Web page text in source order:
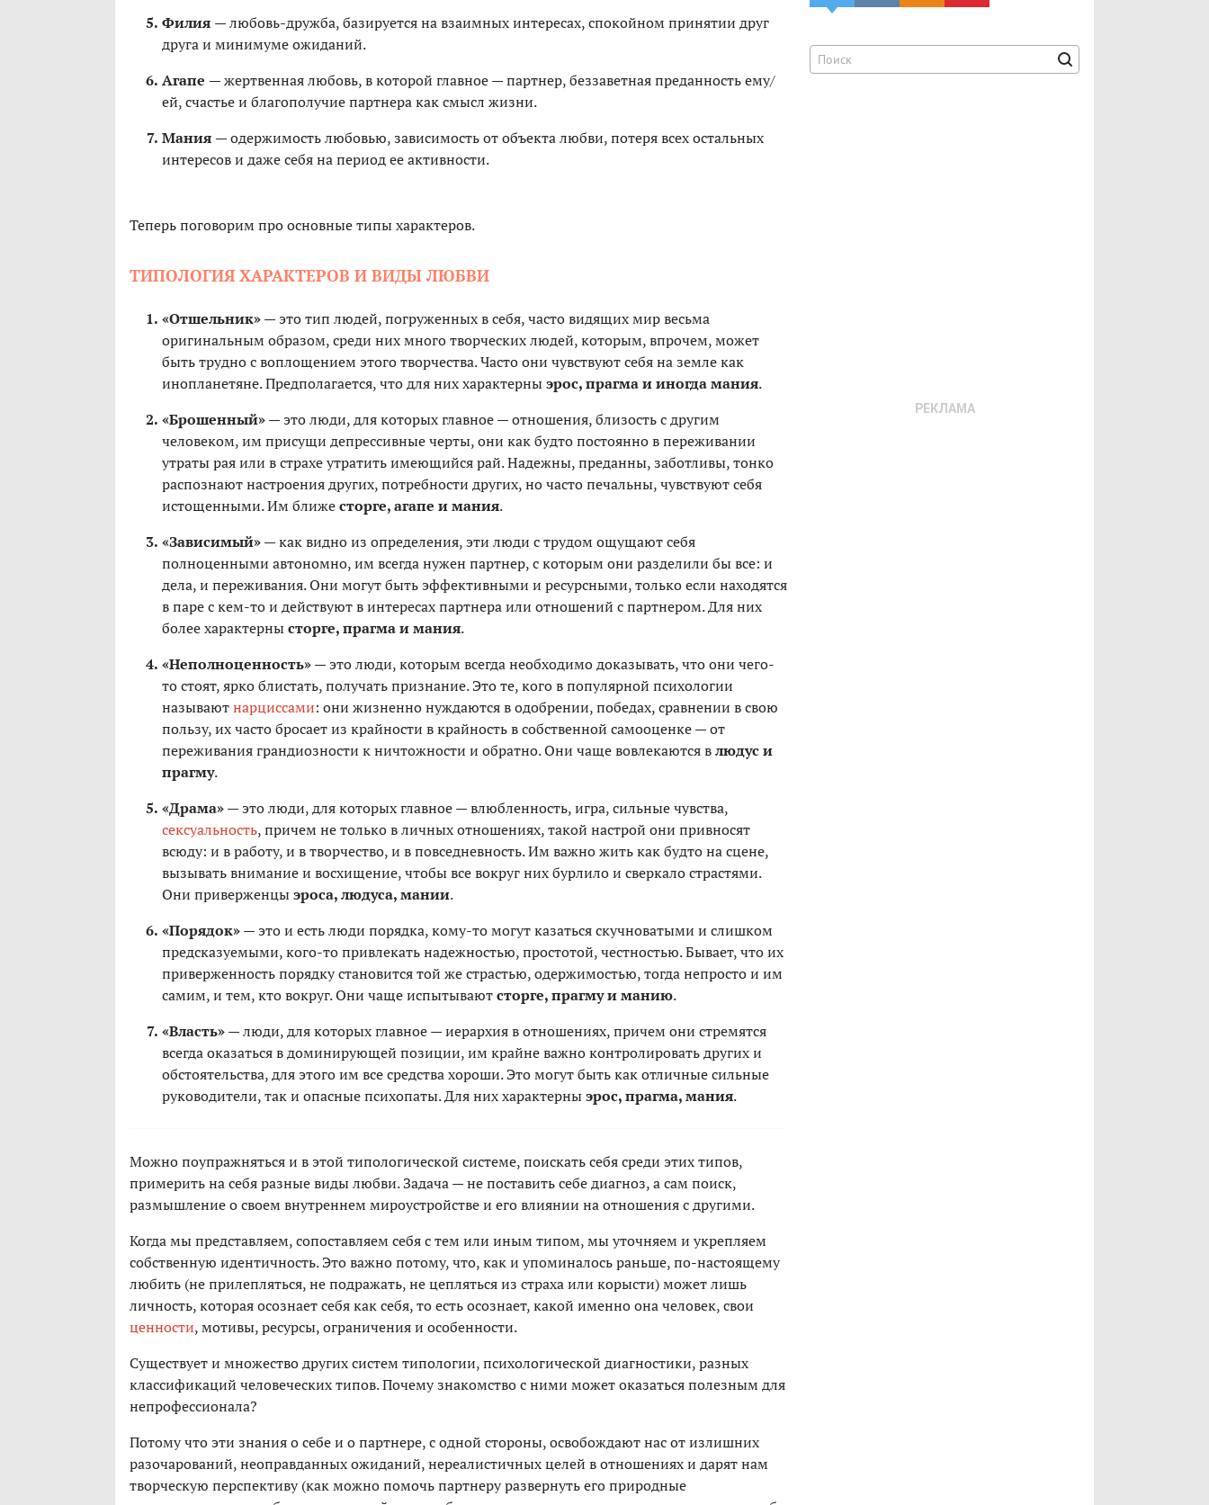
Филия — любовь-дружба, базируется на взаимных интересах, спокойном принятии друг
друга и минимуме ожиданий.
Агапе — жертвенная любовь, в которой главное — партнер, беззаветная преданность ему/
ей, счастье и благополучие партнера как смысл жизни.
Мания — одержимость любовью, зависимость от объекта любви, потеря всех остальных
интересов и даже себя на период ее активности.
Теперь поговорим про основные типы характеров.
ТИПОЛОГИЯ ХАРАКТЕРОВ И ВИДЫ ЛЮБВИ
«Отшельник»— это тип людей, погруженных в себя, часто видящих мир весьма
оригинальным образом, среди них много творческих людей, которым, впрочем, может
быть трудно с воплощением этого творчества. Часто они чувствуют себя на земле как
инопланетяне. Предполагается, что для них характерныэрос, прагма и иногда мания.
«Брошенный»— это люди, для которых главное — отношения, близость с другим
человеком, им присущи депрессивные черты, они как будто постоянно в переживании
утраты рая или в страхе утратить имеющийся рай. Надежны, преданны, заботливы, тонко
распознают настроения других, потребности других, но часто печальны, чувствуют себя
истощенными. Им ближесторге, агапе и мания.
«Зависимый»— как видно из определения, эти люди с трудом ощущают себя
полноценными автономно, им всегда нужен партнер, с которым они разделили бы все: и
дела, и переживания. Они могут быть эффективными и ресурсными, только если находятся
в паре с кем-то и действуют в интересах партнера или отношений с партнером. Для них
более характернысторге, прагма и мания.
«Неполноценность»— это люди, которым всегда необходимо доказывать, что они чего-
то стоят, ярко блистать, получать признание. Это те, кого в популярной психологии
называютнарциссами: они жизненно нуждаются в одобрении, победах, сравнении в свою
пользу, их часто бросает из крайности в крайность в собственной самооценке — от
переживания грандиозности к ничтожности и обратно. Они чаще вовлекаются влюдус и
прагму.
«Драма»— это люди, для которых главное — влюбленность, игра, сильные чувства,
сексуальность, причем не только в личных отношениях, такой настрой они привносят
всюду: и в работу, и в творчество, и в повседневность. Им важно жить как будто на сцене,
вызывать внимание и восхищение, чтобы все вокруг них бурлило и сверкало страстями.
Они приверженцыэроса, людуса, мании.
«Порядок»— это и есть люди порядка, кому-то могут казаться скучноватыми и слишком
предсказуемыми, кого-то привлекать надежностью, простотой, честностью. Бывает, что их
приверженность порядку становится той же страстью, одержимостью, тогда непросто и им
самим, и тем, кто вокруг. Они чаще испытываютсторге, прагму и манию.
«Власть»— люди, для которых главное — иерархия в отношениях, причем они стремятся
всегда оказаться в доминирующей позиции, им крайне важно контролировать других и
обстоятельства, для этого им все средства хороши. Это могут быть как отличные сильные
руководители, так и опасные психопаты. Для них характерныэрос, прагма, мания.
Можно поупражняться и в этой типологической системе, поискать себя среди этих типов,
примерить на себя разные виды любви. Задача — не поставить себе диагноз, а сам поиск,
размышление о своем внутреннем мироустройстве и его влиянии на отношения с другими.
Когда мы представляем, сопоставляем себя с тем или иным типом, мы уточняем и укрепляем
собственную идентичность. Это важно потому, что, как и упоминалось раньше, по-настоящему
любить (не прилепляться, не подражать, не цепляться из страха или корысти) может лишь
личность, которая осознает себя как себя, то есть осознает, какой именно она человек, свои
ценности, мотивы, ресурсы, ограничения и особенности.
Существует и множество других систем типологии, психологической диагностики, разных
классификаций человеческих типов. Почему знакомство с ними может оказаться полезным для
непрофессионала?
Потому что эти знания о себе и о партнере, с одной стороны, освобождают нас от излишних
разочарований, неоправданных ожиданий, нереалистичных целей в отношениях и дарят нам
творческую перспективу (как можно помочь партнеру развернуть его природные